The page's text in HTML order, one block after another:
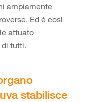
ampiamente
Ed è così
attuato
tutti.
stabilisce